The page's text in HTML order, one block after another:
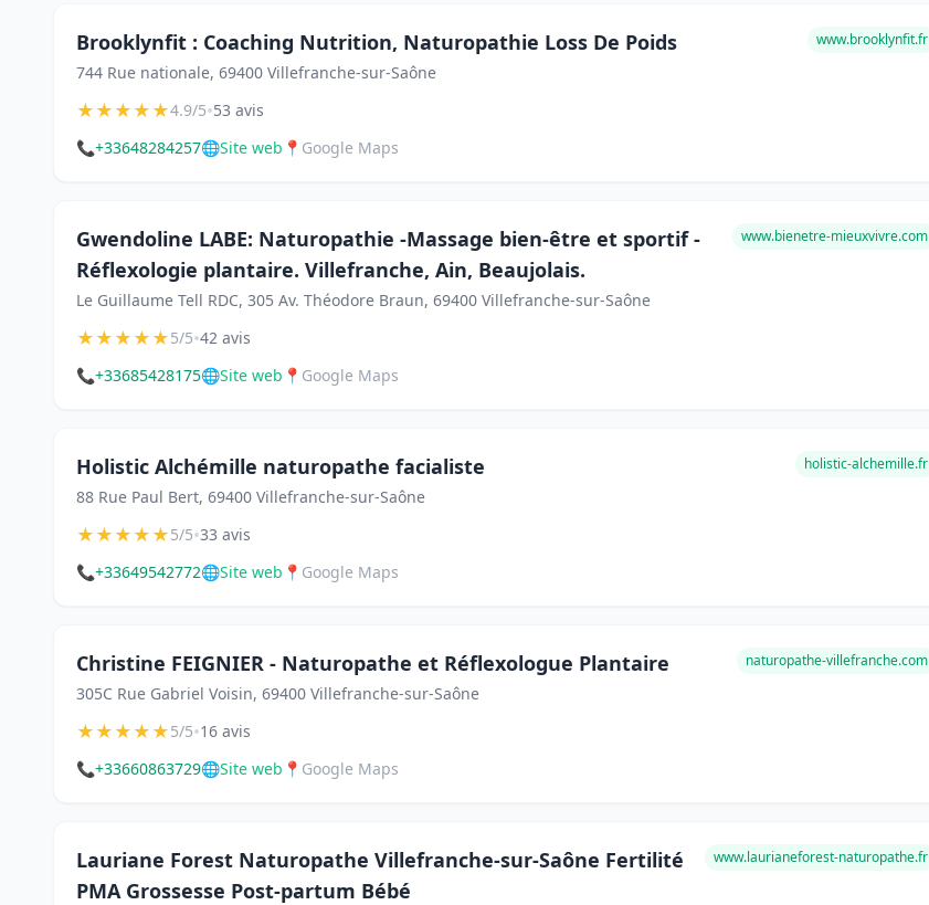
Brooklynfit : Coaching Nutrition, Naturopathie Loss De Poids
744 Rue nationale, 69400 Villefranche-sur-Saône
www.brooklynfit.fr
★★★★★4.9/5•53 avis
📞+33648284257🌐Site web 📍 Google Maps
Gwendoline LABE: Naturopathie -Massage bien-être et sportif -
Réflexologie plantaire. Villefranche, Ain, Beaujolais.
Le Guillaume Tell RDC, 305 Av. Théodore Braun, 69400 Villefranche-sur-Saône
www.bienetre-mieuxvivre.com
★★★★★5/5•42 avis
📞+33685428175🌐Site web 📍 Google Maps
Holistic Alchémille naturopathe facialiste
88 Rue Paul Bert, 69400 Villefranche-sur-Saône
holistic-alchemille.fr
★★★★★5/5•33 avis
📞+33649542772🌐Site web 📍 Google Maps
Christine FEIGNIER - Naturopathe et Réflexologue Plantaire
305C Rue Gabriel Voisin, 69400 Villefranche-sur-Saône
naturopathe-villefranche.com
★★★★★5/5•16 avis
📞+33660863729🌐Site web 📍 Google Maps
Lauriane Forest Naturopathe Villefranche-sur-Saône Fertilité
PMA Grossesse Post-partum Bébé
www.laurianeforest-naturopathe.fr